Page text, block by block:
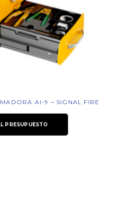
AI-9 – SIGNAL FIRE
PRESUPUESTO